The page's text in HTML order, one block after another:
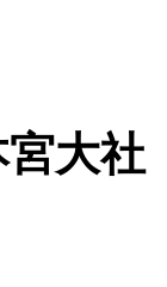
大社